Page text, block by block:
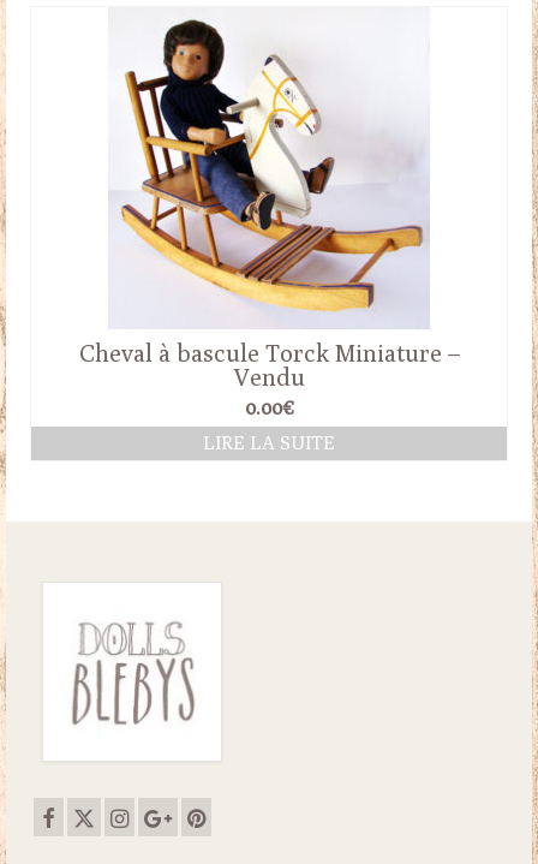
Cheval à bascule Torck Miniature –
Vendu
0.00€
LIRE LA SUITE